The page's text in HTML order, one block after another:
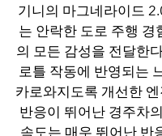
기니의 마그네라이드
는 안락한 도로 주행
의 모든 감성을 전달한
로틀 작동에 반영되는
카로와지도록 개선한
반응이 뛰어난 경주차
속도는 매우 뛰어난 반